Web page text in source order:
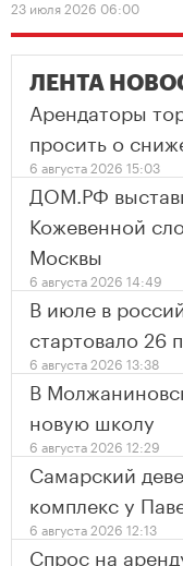
23 июля 2026 06:00
ЛЕНТА
Арендаторы
просить о
6 августа 2026 15:03
ДОМ.РФ
Кожевенной
Москвы
6 августа 2026 14:49
В июле в
стартовало 26
6 августа 2026 13:38
В
новую школу
6 августа 2026 12:29
Самарский
комплекс у
6 августа 2026 12:13
Спрос на